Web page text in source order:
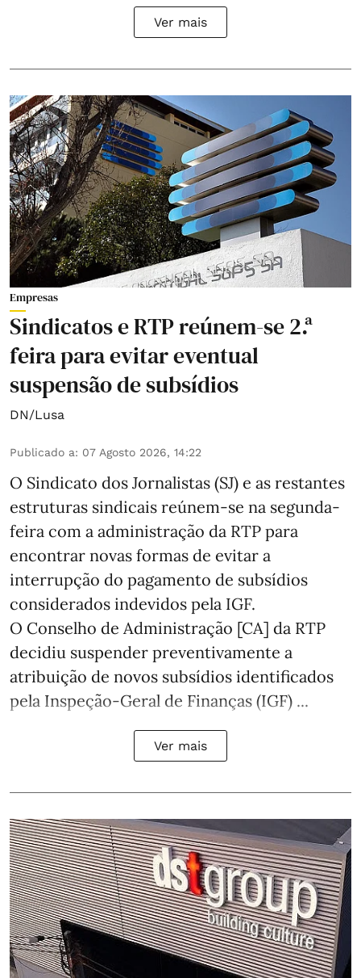
Ver mais
Empresas
Sindicatos e RTP reúnem-se 2.ª
feira para evitar eventual
suspensão de subsídios
DN/Lusa
Publicado a: 07 Agosto 2026, 14:22
O Sindicato dos Jornalistas (SJ) e as restantes
estruturas sindicais reúnem-se na segunda-
feira com a administração da RTP para
encontrar novas formas de evitar a
interrupção do pagamento de subsídios
considerados indevidos pela IGF.
O Conselho de Administração [CA] da RTP
decidiu suspender preventivamente a
atribuição de novos subsídios identificados
pela Inspeção-Geral de Finanças (IGF) ...
Ver mais